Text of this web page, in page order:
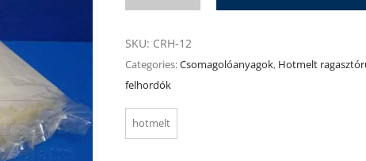
SKU: CRH-12
Categories:Csomagolóanyagok, Hotmelt
felhordók
hotmelt